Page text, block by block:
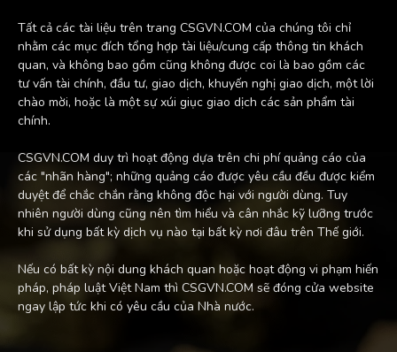
Tất cả các tài liệu trên trang CSGVN.COM của chúng tôi chỉ
nhằm các mục đích tổng hợp tài liệu/cung cấp thông tin khách
quan, và không bao gồm cũng không được coi là bao gồm các
tư vấn tài chính, đầu tư, giao dịch, khuyến nghị giao dịch, một lời
chào mời, hoặc là một sự xúi giục giao dịch các sản phẩm tài
chính.
CSGVN.COM duy trì hoạt động dựa trên chi phí quảng cáo của
các "nhãn hàng"; những quảng cáo được yêu cầu đều được kiểm
duyệt để chắc chắn rằng không độc hại với người dùng. Tuy
nhiên người dùng cũng nên tìm hiểu và cân nhắc kỹ lưỡng trước
khi sử dụng bất kỳ dịch vụ nào tại bất kỳ nơi đâu trên Thế giới.
Nếu có bất kỳ nội dung khách quan hoặc hoạt động vi phạm hiến
pháp, pháp luật Việt Nam thì CSGVN.COM sẽ đóng cửa website
ngay lập tức khi có yêu cầu của Nhà nước.